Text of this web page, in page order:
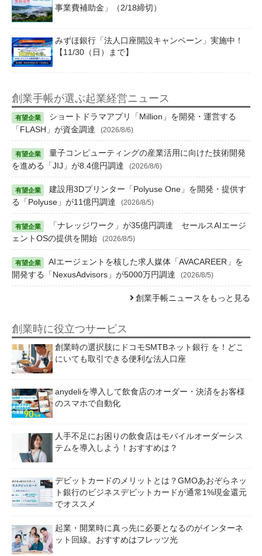
事業費補助金」（2/18締切）
みずほ銀行「法人口座開設キャンペーン」実施中！
【11/30（日）まで】
創業手帳が選ぶ起業経営ニュース
ショートドラマアプリ「Million」を開発・運営する
「FLASH」が資金調達
(2026/8/6)
量子コンピューティングの産業活用に向けた技術開発
を進める「JIJ」が8.4億円調達
(2026/8/6)
建設用3Dプリンター「Polyuse One」を開発・提供す
る「Polyuse」が11億円調達
(2026/8/5)
「ナレッジワーク」が35億円調達 セールスAIエージ
ェントOSの提供を開始
(2026/8/5)
AIエージェントを核した求人媒体「AVACAREER」を
開発する「NexusAdvisors」が5000万円調達
(2026/8/5)
創業手帳ニュースをもっと見る
創業時に役立つサービス
創業時の選択肢にドコモSMTBネット銀行 を！どこ
にいても取引できる便利な法人口座
anydeliを導入して飲食店のオーダー・決済をお客様
のスマホで自動化
人手不足にお困りの飲食店はモバイルオーダーシス
テムを導入しよう！おすすめは？
デビットカードのメリットとは？GMOあおぞらネッ
ト銀行のビジネスデビットカードが通常1%現金還元
でオススメ
起業・開業時に真っ先に必要となるのがインターネ
ット回線。おすすめはフレッツ光